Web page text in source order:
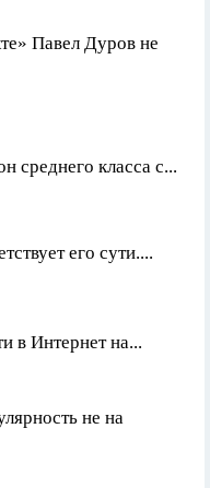
Павел Дуров не
среднего класса с...
его сути....
в Интернет на...
не на